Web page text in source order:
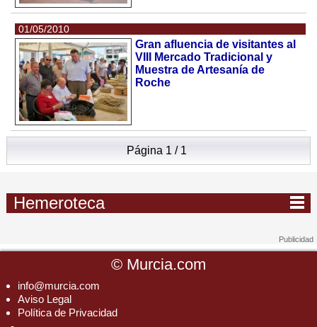
01/05/2010
Gran afluencia de visitantes al
VIII Mercado Tradicional y
Muestra de Artesanía de
Roche
Página 1 / 1
Hemeroteca
© Murcia.com
info@murcia.com
Aviso Legal
Política de Privacidad